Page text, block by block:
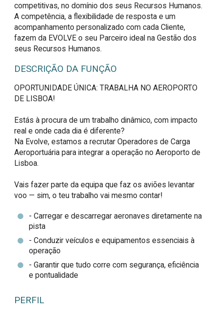
competitivas, no domínio dos seus Recursos Humanos.
A competência, a flexibilidade de resposta e um
acompanhamento personalizado com cada Cliente,
fazem da EVOLVE o seu Parceiro ideal na Gestão dos
seus Recursos Humanos.
DESCRIÇÃO DA FUNÇÃO
OPORTUNIDADE ÚNICA: TRABALHA NO AEROPORTO
DE LISBOA!
Estás à procura de um trabalho dinâmico, com impacto
real e onde cada dia é diferente?
Na Evolve, estamos a recrutar Operadores de Carga
Aeroportuária para integrar a operação no Aeroporto de
Lisboa.
Vais fazer parte da equipa que faz os aviões levantar
voo — sim, o teu trabalho vai mesmo contar!
- Carregar e descarregar aeronaves diretamente na
pista
- Conduzir veículos e equipamentos essenciais à
operação
- Garantir que tudo corre com segurança, eficiência
e pontualidade
PERFIL